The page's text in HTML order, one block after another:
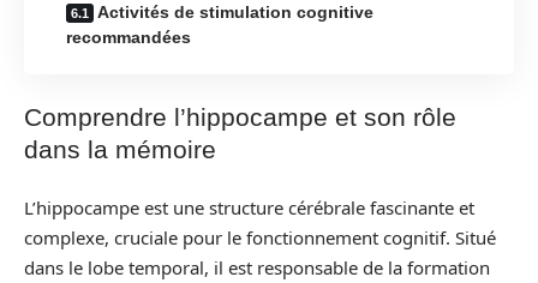
Activités de stimulation cognitive
recommandées
Comprendre l’hippocampe et son rôle
dans la mémoire
L’hippocampe est une structure cérébrale fascinante et
complexe, cruciale pour le fonctionnement cognitif. Situé
dans le lobe temporal, il est responsable de la formation